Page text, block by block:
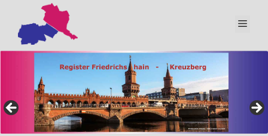
Inhalt
springen